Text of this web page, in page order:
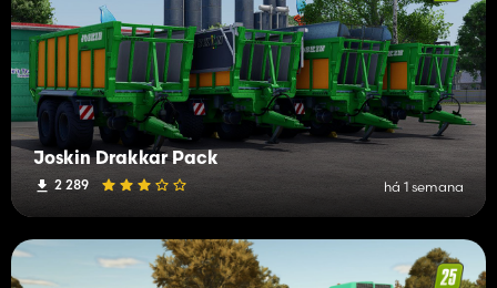
Joskin Drakkar Pack
2 289 há 1 semana